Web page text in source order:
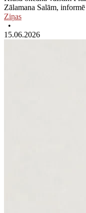
Zālamana Salām,
Ziņas
•
15.06.2026